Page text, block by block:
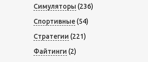
Симуляторы (236)
Спортивные(54)
Стратегии (221)
Файтинги (2)